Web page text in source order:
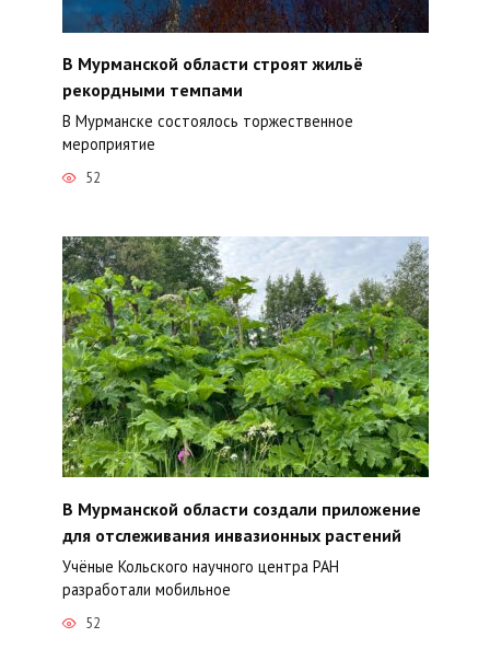
В Мурманской области строят жильё
рекордными темпами
В Мурманске состоялось торжественное
мероприятие
52
В Мурманской области создали приложение
для отслеживания инвазионных растений
Учёные Кольского научного центра РАН
разработали мобильное
52